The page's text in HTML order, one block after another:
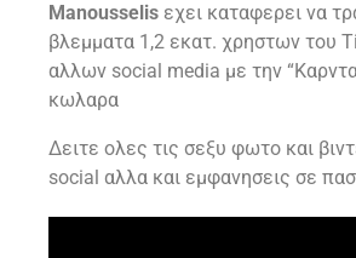
Manousselis εχει καταφερει να
βλεμματα 1,2 εκατ. χρηστων του
αλλων social media με την
κωλαρα
Δειτε ολες τις σεξυ φωτο και
social αλλα και εμφανησεις σε